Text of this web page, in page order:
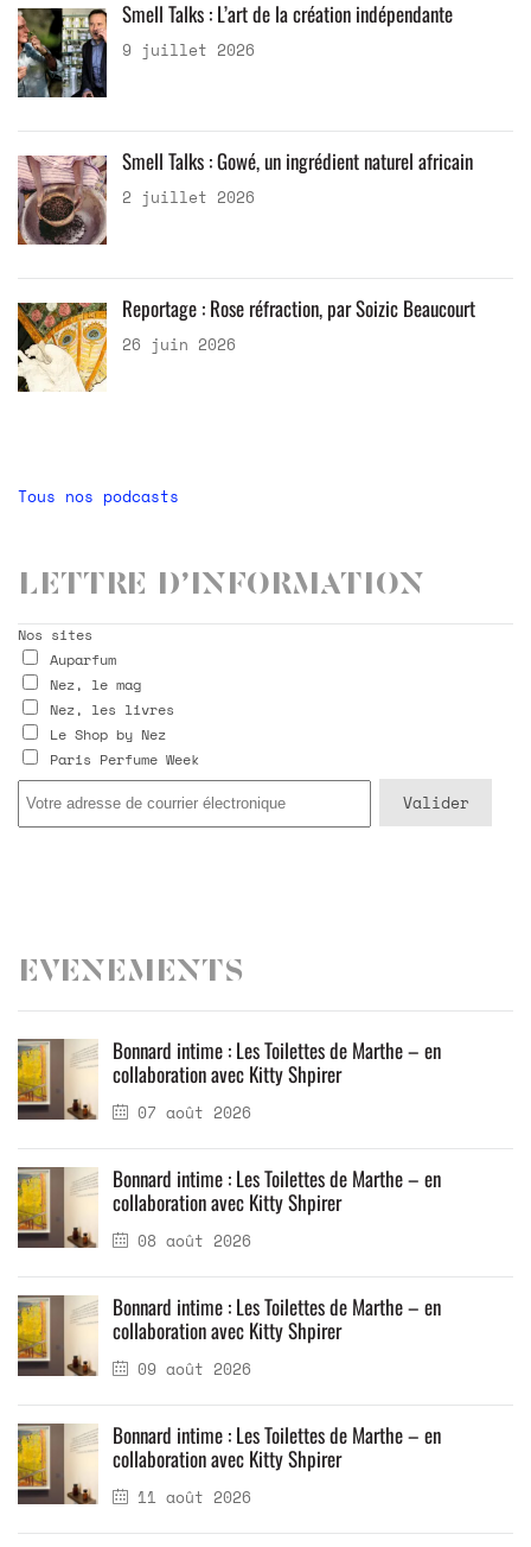
Smell Talks : L’art de la création indépendante
9 juillet 2026
Smell Talks : Gowé, un ingrédient naturel africain
2 juillet 2026
Reportage : Rose réfraction, par Soizic Beaucourt
26 juin 2026
Tous nos podcasts
Lettre d’information
Nos sites
Auparfum
Nez, le mag
Nez, les livres
Le Shop by Nez
Paris Perfume Week
Evenements
07 août 2026
Bonnard intime : Les Toilettes de Marthe – en
collaboration avec Kitty Shpirer
08 août 2026
Bonnard intime : Les Toilettes de Marthe – en
collaboration avec Kitty Shpirer
09 août 2026
Bonnard intime : Les Toilettes de Marthe – en
collaboration avec Kitty Shpirer
11 août 2026
Bonnard intime : Les Toilettes de Marthe – en
collaboration avec Kitty Shpirer